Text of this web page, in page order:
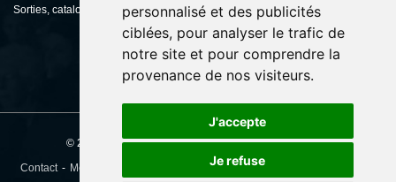
personnalisé et des publicités
ciblées, pour analyser le trafic de
notre site et pour comprendre la
provenance de nos visiteurs.
J'accepte
Je refuse
Sorties, catalogue, présentation, retrouvez toutes les informations concernant
Dulac Distribution.
© 2026 - DULAC DISTRIBUTION - Tous droits réservés
Contact
Mentions légales Gérer mes préfèrences de cookies